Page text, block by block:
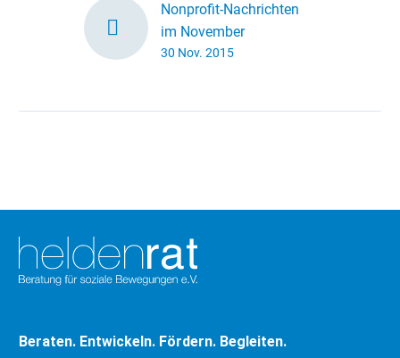
Nonprofit-Nachrichten
im November
Noch unter dem frischen
November. Diesmal mit
Ausschreibungen, neuen
Lehrgängen für…
30 Nov. 2015
Beraten. Entwickeln. Fördern. Begleiten.